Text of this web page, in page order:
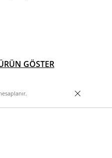
GÖSTER